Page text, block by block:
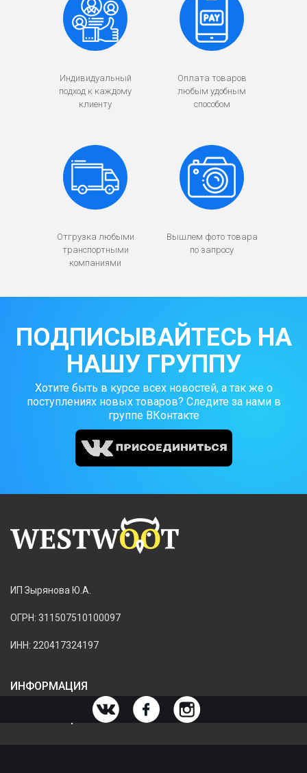
Индивидуальный
подход к каждому
клиенту
Оплата товаров
любым удобным
способом
Отгрузка любыми
транспортными
компаниями
Вышлем фото товара
по запросу
ПОДПИСЫВАЙТЕСЬ НА
НАШУ ГРУППУ
Хотите быть в курсе всех новостей, а так же о
поступлениях новых товаров? Следите за нами в
группе ВКонтакте
ИП Зырянова Ю.А.
ОГРН: 311507510100097
ИНН: 220417324197
ИНФОРМАЦИЯ
ИНФОРМАЦИЯ О МАГАЗИНЕ